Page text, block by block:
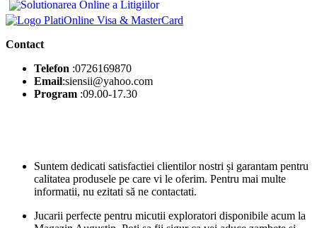
Contact
Telefon :0726169870
Email:siensii@yahoo.com
Program :09.00-17.30
Suntem dedicati satisfactiei clientilor nostri și garantam pentru
calitatea produsele pe care vi le oferim. Pentru mai multe
informatii, nu ezitati să ne contactati.
Jucarii perfecte pentru micutii exploratori disponibile acum la